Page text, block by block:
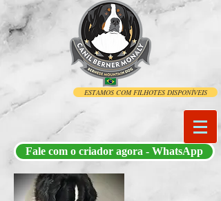
ESTAMOS COM FILHOTES DISPONÍVEIS
Fale com o criador agora - WhatsApp